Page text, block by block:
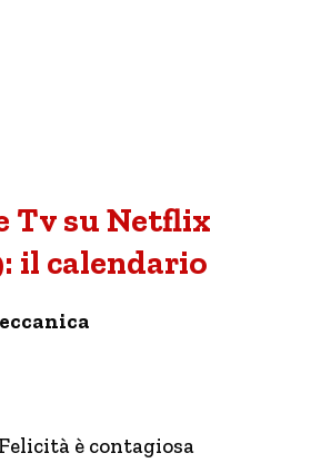
Tv su Netflix
il calendario
è contagiosa